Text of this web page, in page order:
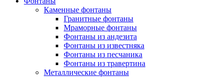
Каменные фонтаны
Гранитные фонтаны
Мраморные фонтаны
Фонтаны из андезита
Фонтаны из известняка
Фонтаны из песчаника
Фонтаны из травертина
Металлические фонтаны